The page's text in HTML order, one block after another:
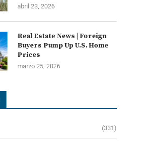
abril 23, 2026
Real Estate News | Foreign
Buyers Pump Up U.S. Home
Prices
marzo 25, 2026
(331)